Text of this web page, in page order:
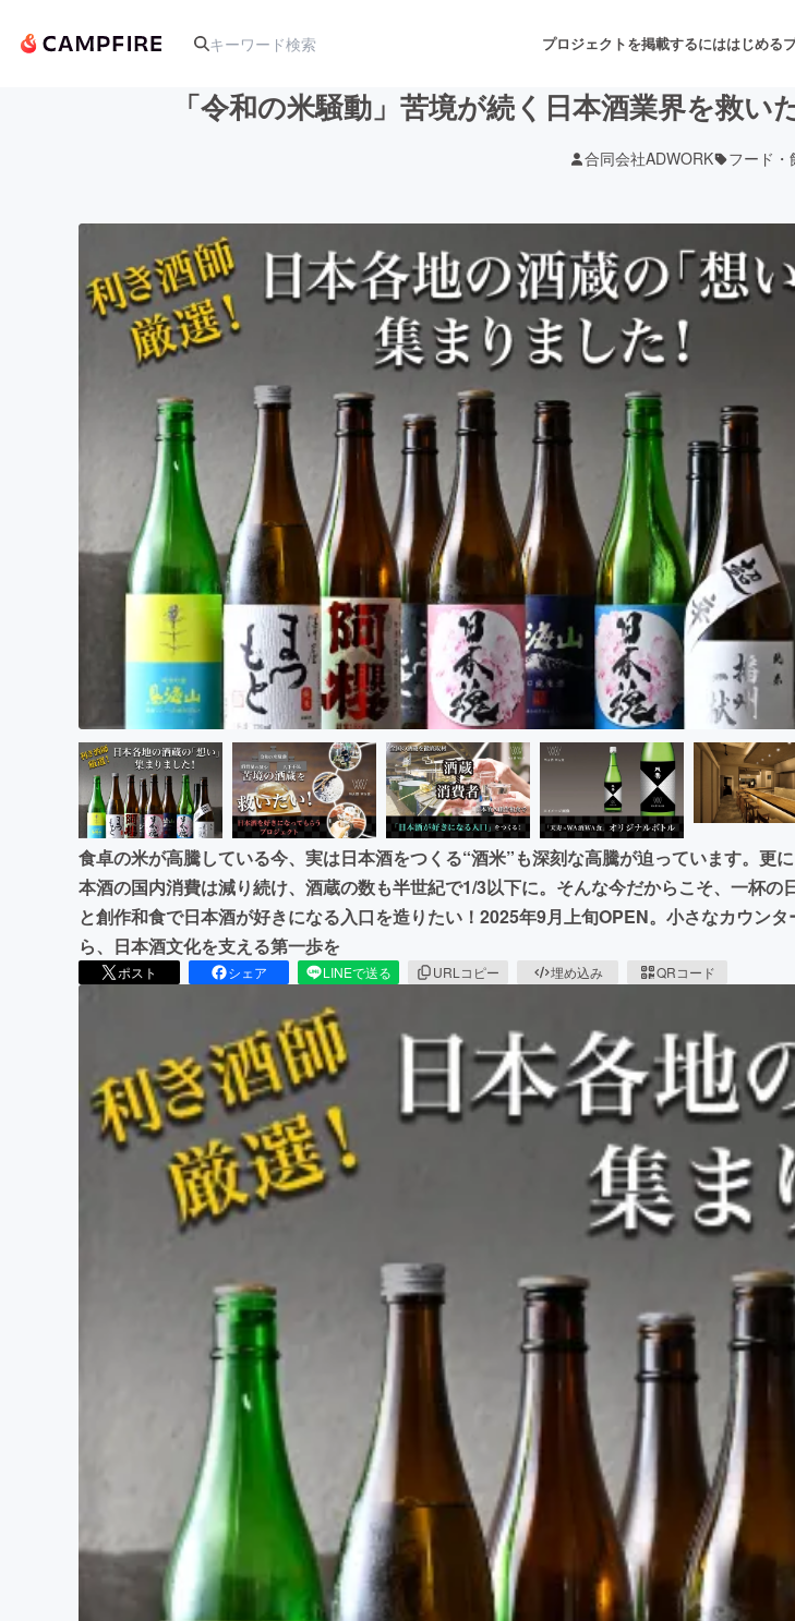
プロジェクトを掲載するにははじめる
アート・写真 音楽
テクノロジー・ガジェット ゲーム・サービス開発
映像・映画
ビジネス・起業 チャレンジ
まちづくり・地域活性化
CAMPFIRE for Social Good
CAMPFIREふるさと納税machi-ya
「令和の米騒動」苦境が続く日本酒業界を救
合同会社ADWORK フード・
食卓の米が高騰している今、実は日本酒をつくる“酒米”も深刻な高騰が迫っています。更
本酒の国内消費は減り続け、酒蔵の数も半世紀で1/3以下に。そんな今だからこそ、一杯の
と創作和食で日本酒が好きになる入口を造りたい！2025年9月上旬OPEN。小さなカウンタ
ら、日本酒文化を支える第一歩を
ポスト シェア LINEで送る URLコピー 埋め込み QRコード